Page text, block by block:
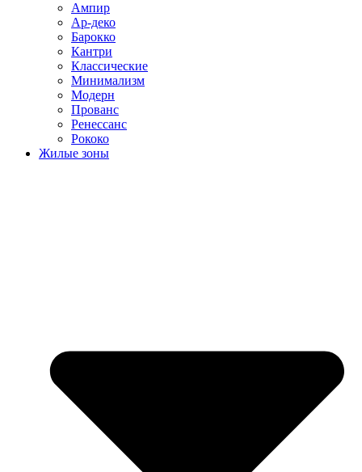
Ампир
Ар-деко
Барокко
Кантри
Классические
Минимализм
Модерн
Прованс
Ренессанс
Рококо
Жилые зоны